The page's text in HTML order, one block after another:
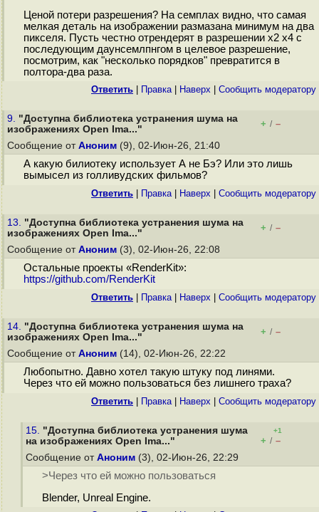
Ценой потери разрешения? На семплах видно, что самая
мелкая деталь на изображении размазана минимум на два
пикселя. Пусть честно отрендерят в разрешении х2 х4 с
последующим даунсемлпнгом в целевое разрешение,
посмотрим, как "несколько порядков" превратится в
полтора-два раза.
Ответить Правка| Наверх Cообщить модератору
9. "Доступна библиотека устранения шума на
изображениях Open Ima..."
+ / –
Сообщение от Аноним (9), 02-Июн-26, 21:40
А какую билиотеку использует А не Бэ? Или это лишь
вымысел из голливудских фильмов?
Ответить Правка| Наверх Cообщить модератору
13. "Доступна библиотека устранения шума на
изображениях Open Ima..."
+ / –
Сообщение от Аноним (3), 02-Июн-26, 22:08
Остальные проекты «RenderKit»:
https://github.com/RenderKit
Ответить Правка| Наверх Cообщить модератору
14. "Доступна библиотека устранения шума на
изображениях Open Ima..."
+ / –
Сообщение от Аноним (14), 02-Июн-26, 22:22
Любопытно. Давно хотел такую штуку под линями.
Через что ей можно пользоваться без лишнего траха?
Ответить Правка| Наверх Cообщить модератору
15. "Доступна библиотека устранения шума
на изображениях Open Ima..."
+1
+ / –
Сообщение от Аноним (3), 02-Июн-26, 22:29
>Через что ей можно пользоваться
Blender, Unreal Engine.